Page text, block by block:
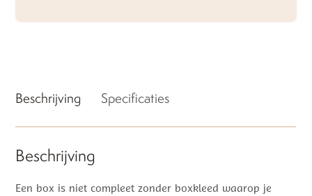
Beschrijving Specificaties
Beschrijving
Een box is niet compleet zonder boxkleed waarop je